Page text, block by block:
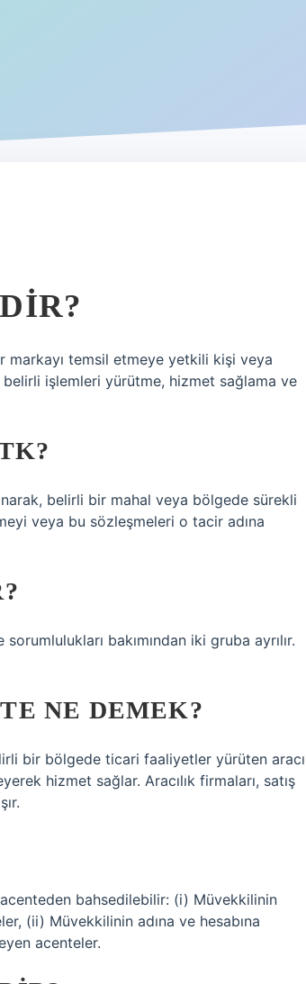
temsil etmeye yetkili kişi veya
işlemleri yürütme, hizmet sağlama ve
belirli bir mahal veya bölgede sürekli
veya bu sözleşmeleri o tacir adına
bakımından iki gruba ayrılır.
NE DEMEK?
bir bölgede ticari faaliyetler yürüten aracı
hizmet sağlar. Aracılık firmaları, satış
bahsedilebilir: (i) Müvekkilinin
(ii) Müvekkilinin adına ve hesabına
acenteler.